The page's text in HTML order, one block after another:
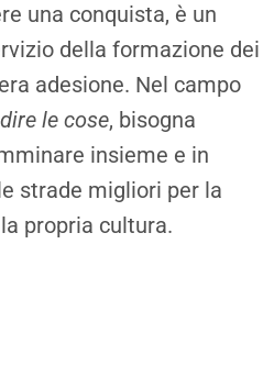
una conquista, è un
della formazione dei
adesione. Nel campo
le cose, bisogna
insieme e in
strade migliori per la
propria cultura.